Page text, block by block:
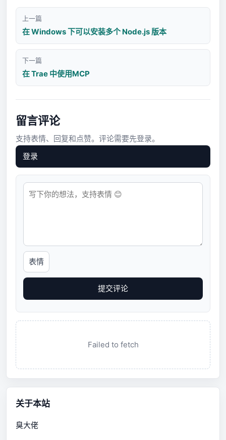
上一篇
在 Windows 下可以安装多个 Node.js 版本
下一篇
在 Trae 中使用MCP
留言评论
支持表情、回复和点赞。评论需要先登录。
登录
表情
提交评论
Failed to fetch
关于本站
臭大佬